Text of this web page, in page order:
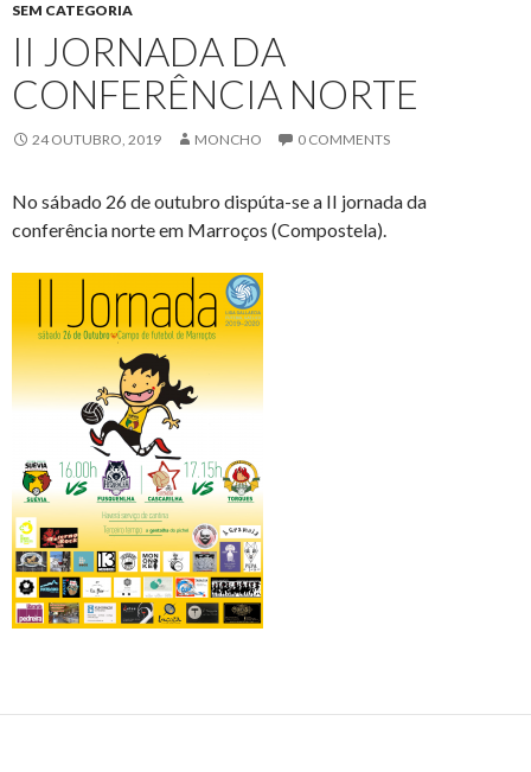
SEM CATEGORIA
II JORNADA DA
CONFERÊNCIA NORTE
24 OUTUBRO, 2019 MONCHO 0 COMMENTS
No sábado 26 de outubro dispúta-se a II jornada da
conferência norte em Marroços (Compostela).